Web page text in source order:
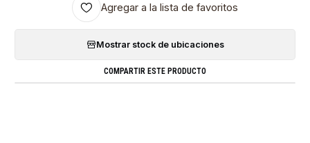
Agregar a la lista de favoritos
Mostrar stock de ubicaciones
COMPARTIR ESTE PRODUCTO